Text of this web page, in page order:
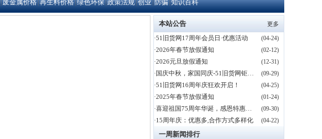
| 废金属价格| 再生料价格| 绿色环保| 政策法规| 创业| 防骗| 知识百科
本站公告 更多
·51旧货网17周年会员日·优惠活动 (04-24)
·2026年春节放假通知 (02-12)
·2026元旦放假通知 (12-31)
·国庆中秋，家国同庆-51旧货网钜惠新老用户 (09-29)
·51旧货网16周年庆狂欢开启！ (04-25)
·2025年春节放假通知 (01-24)
·喜迎祖国75周年华诞，感恩特惠活动！ (09-30)
·15周年庆：优惠多,合作方式多样化 (04-22)
一周新闻排行